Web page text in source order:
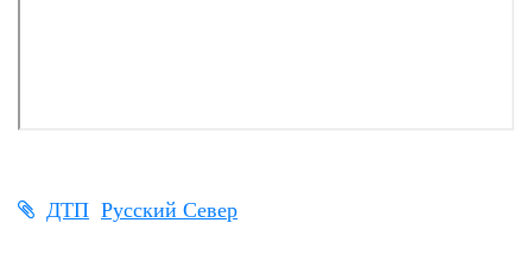
ДТП Русский Север